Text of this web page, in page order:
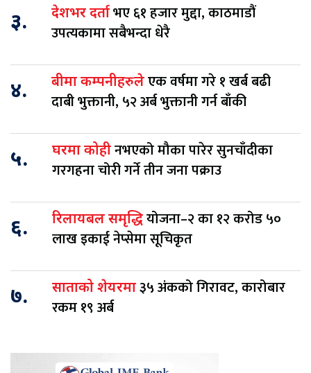
३. देशभर दर्ताभए ६१ हजार मुद्दा, काठमाडौं
उपत्यकामा सबैभन्दा धेरै
४. बीमा कम्पनीहरुलेएक वर्षमा गरे १ खर्ब बढी
दाबी भुक्तानी, ५२ अर्ब भुक्तानी गर्न बाँकी
५. घरमा कोहीनभएको मौका पारेर सुनचाँदीका
गरगहना चोरी गर्ने तीन जना पक्राउ
६. रिलायबल समृद्धियोजना–२ का १२ करोड ५०
लाख इकाई नेप्सेमा सूचिकृत
७. साताको शेयरमा३५ अंकको गिरावट, कारोबार
रकम १९ अर्ब